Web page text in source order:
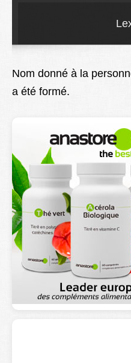
Soins
Droit
Lexique
Nom donné à la
a été formé.